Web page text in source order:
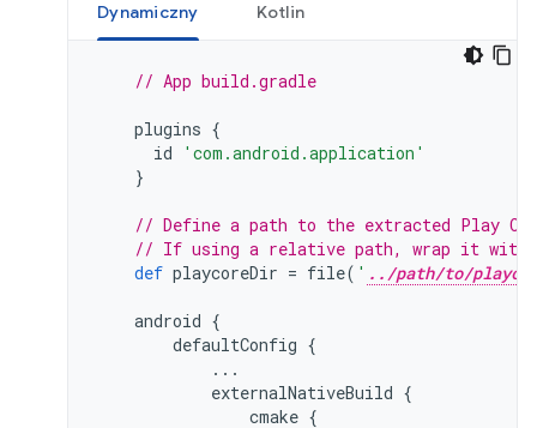
Dynamiczny Kotlin
// App build.gradle
plugins {
id
'com.android.application'
}
// Define a path to the extracted Play
// If using a relative path, wrap it with
def playcoreDir = file( ' ../path/to/
android {
defaultConfig {
...
externalNativeBuild {
cmake {